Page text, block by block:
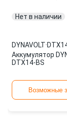
Нет в наличии
DYNAVOLT·
Аккумулятор
DTX14-BS
Возможные